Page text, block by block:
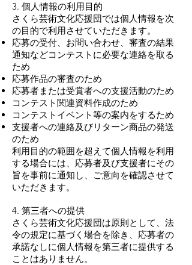
3. 個人情報の利用目的
さくら芸術文化応援団では個人情報を次
の目的で利用させていただきます。
応募の受付、お問い合わせ、審査の結果
通知などコンテストに必要な連絡を取る
ため
応募作品の審査のため
応募者または受賞者への支援活動のため
コンテスト関連資料作成のため
コンテストイベント等の案内をするため
支援者への連絡及びリターン商品の発送
のため
利用目的の範囲を超えて個人情報を利用
する場合には、応募者及び支援者にその
旨を事前に通知し、ご意向を確認させて
いただきます。
4. 第三者への提供
さくら芸術文化応援団は原則として、法
令の規定に基づく場合を除き、応募者の
承諾なしに個人情報を第三者に提供する
ことはありません。